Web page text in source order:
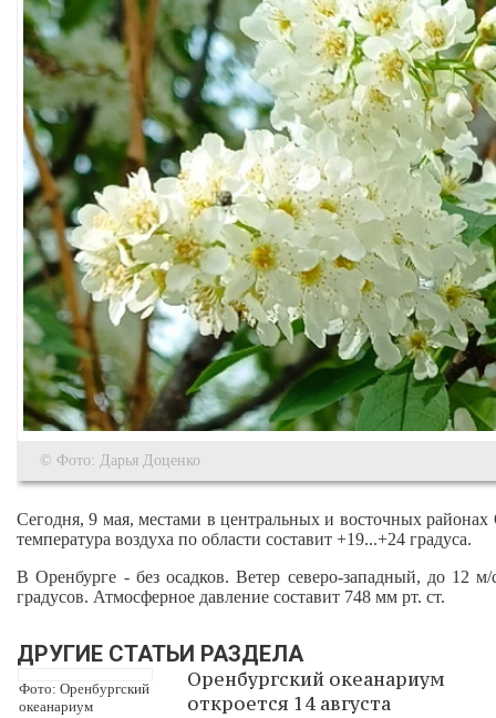
© Фото: Дарья Доценко
Сегодня, 9 мая, местами в центральных и восточных
температура воздуха по области составит +19...+24 градуса.
В Оренбурге - без осадков. Ветер северо-западный, до 12
градусов. Атмосферное давление составит 748 мм рт. ст.
ДРУГИЕ СТАТЬИ РАЗДЕЛА
Фото: Оренбургский
океанариум
Оренбургский океанариум
откроется 14 августа